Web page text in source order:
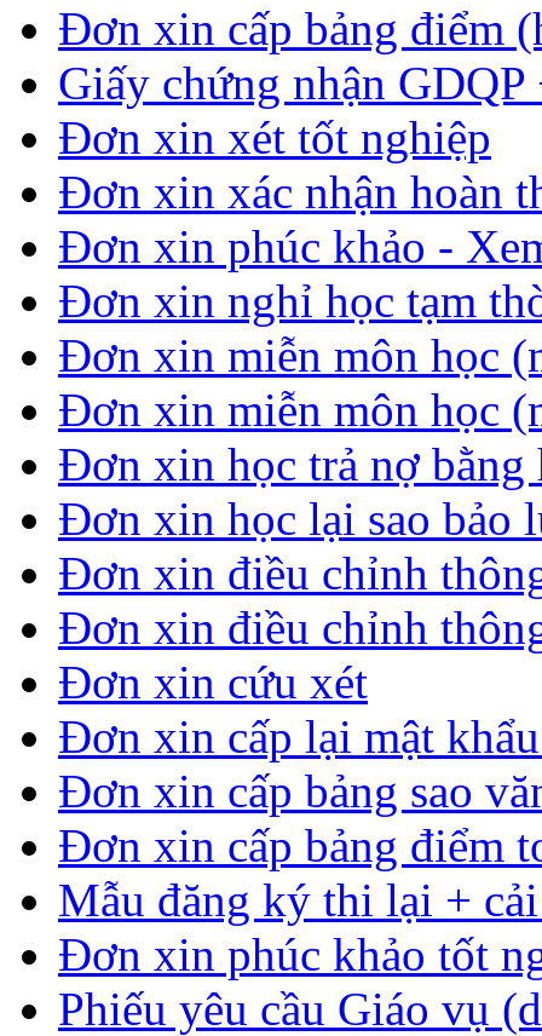
Đơn xin cấp bảng điểm
Giấy chứng nhận
Đơn xin xét tốt nghiệp
Đơn xin xác nhận hoàn
Đơn xin phúc khảo -
Đơn xin nghỉ học tạm
Đơn xin miễn môn học
Đơn xin miễn môn học
Đơn xin học trả nợ
Đơn xin học lại sao bảo
Đơn xin điều chỉnh
Đơn xin điều chỉnh
Đơn xin cứu xét
Đơn xin cấp lại mật
Đơn xin cấp bảng sao
Đơn xin cấp bảng điểm
Mẫu đăng ký thi lại +
Đơn xin phúc khảo tốt
Phiếu yêu cầu Giáo vụ